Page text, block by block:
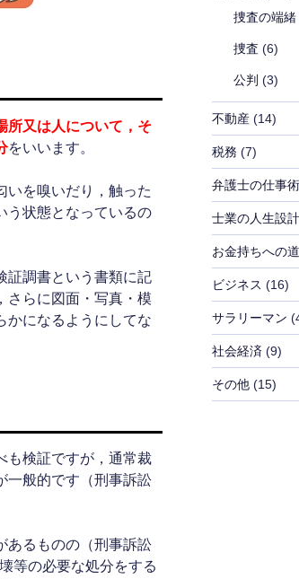
所又は人について，そ
をいいます。
いを嗅いだり，触った
う状態となっているの
証調書という書類に記
さらに図面・写真・模
かになるようにしてな
も検証ですが，通常裁
一般的です（刑事訴訟
あるものの（刑事訴訟
等の必要な処分をする
捜査の端緒
捜査 (6)
公判 (3)
不動産(14)
税務 (7)
弁護士の仕事術
士業の人生設計
お金持ちへの道
ビジネス (16)
サラリーマン
社会経済(9)
その他(15)